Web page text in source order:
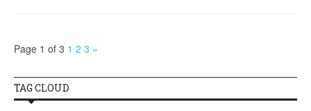
Page 1 of 3 1 2 3 »
TAG CLOUD